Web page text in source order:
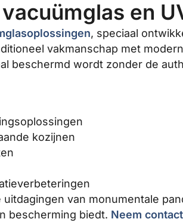
en
, speciaal
vakmanschap met
beschermd wordt zonder de
kozijnen
van monumentale
bescherming biedt. Neem